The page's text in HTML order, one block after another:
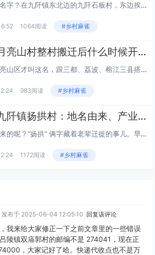
石板村为什么叫这个名字？在九阡镇东北边的九阡石板村，东边挨着本镇的甲才村，南边跟荔波县佳荣镇搭界，西边连姑偿村，北边靠母...
1064阅读 #乡村麻雀
三都县九阡镇月亮山村整村搬迁后什么时候开始叫 “月亮山村”？鸡煮菜稀饭是当地家常味吗？丨九阡酒和九阡李的产量及销量如何？丨黔南丨贵州
月亮山村就是因在月亮山区才叫这名，跟三都、荔波、榕江三县搭界，村委会在板甲小学，管着板甲、甲才等 16 个寨子，563...
983阅读 #乡村麻雀
黔南州三都县九阡镇扬拱村：地名由来、产业民生及旅游特产全解析丨大角辣种植丨贵州
扬拱村这名字是怎么来的呢？“扬拱” 俩字藏着老辈迁徙的事儿。早先有杨姓人家从原塘州阳乐搬过来，“拱” 用当地的话翻译就是...
1172阅读 #乡村麻雀
发布于 2025-06-04 12:05:10 回复该评论
我来给大家修正一下之前文章里的一些错误
陵镇双庙郭村的邮编不是 274041，现在正
，大家记好了哈。快递代收点也不是万